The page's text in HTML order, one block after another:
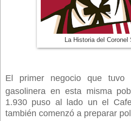
La Historia del Coronel
El primer negocio que
gasolinera en esta misma
1.930 puso al lado un el
también comenzó a preparar